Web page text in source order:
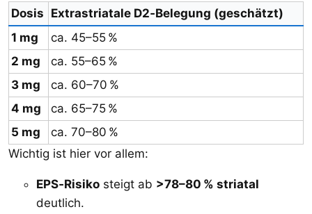
Dosis Extrastriatale D2‑Belegung (geschätzt)
1 mg
ca. 45–55 %
2 mg
ca. 55–65 %
3 mg
ca. 60–70 %
4 mg
ca. 65–75 %
5 mg
ca. 70–80 %
Wichtig ist hier vor allem:
EPS‑Risiko steigt ab >78–80 % striatal
deutlich.